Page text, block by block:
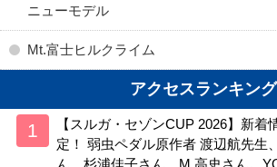
ニューモデル
Mt.富士ヒルクライム
アクセスランキング
【スルガ・セゾンCUP 2026】新着
定！ 弱虫ペダル原作者 渡辺航先生